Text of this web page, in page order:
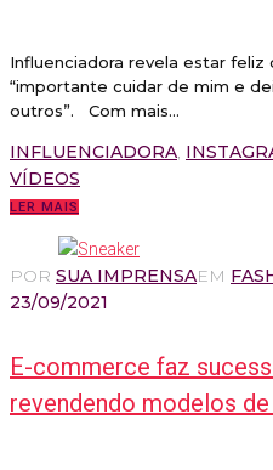
Influenciadora revela estar
“importante cuidar de mim e
outros”. Com mais...
INFLUENCIADORA,
VÍDEOS
LER MAIS
POR SUA IMPRENSAEM
23/09/2021
E-commerce faz
revendendo modelos